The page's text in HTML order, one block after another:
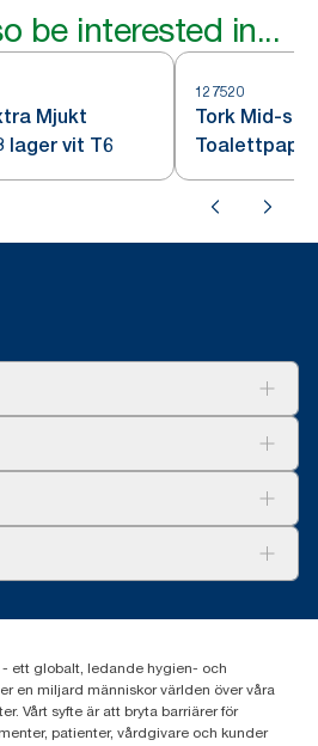
be interested in...
Mjukt
lager vit T6
127520
Tork Mid-
- ett globalt, ledande hygien- och
en miljard människor världen över våra
Vårt syfte är att bryta barriärer för
patienter, vårdgivare och kunder